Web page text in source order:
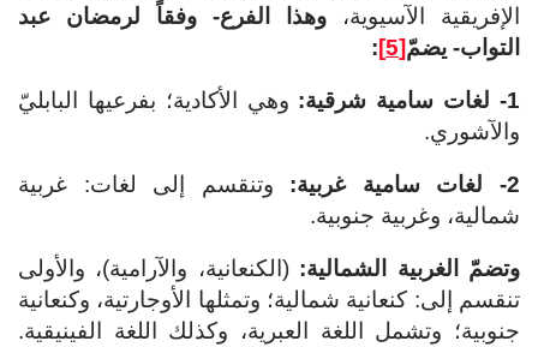
الإفريقية الآسيوية، وهذا الفرع- وفقاً لرمضان عبد
التواب- يضمّ[5]
:
1- لغات سامية شرقية:
وهي الأكادية؛ بفرعيها البابليّ
والآشوري.
2- لغات سامية غربية:
وتنقسم إلى لغات: غربية
شمالية، وغربية جنوبية.
وتضمّ الغربية الشمالية: (الكنعانية، والآرامية)، والأولى
تنقسم إلى: كنعانية شمالية؛ وتمثلها الأوجارتية، وكنعانية
جنوبية؛ وتشمل اللغة العبرية، وكذلك اللغة الفينيقية.